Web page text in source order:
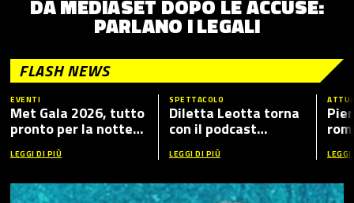
DA MEDIASET DOPO LE ACCUSE:
PARLANO I LEGALI
FLASH NEWS
EVENTI
Met Gala 2026, tutto
pronto per la notte
più fashion dell’anno:
tema, ospiti e dove
LEGGI DI PIÙ
SPETTACOLO
Diletta Leotta torna
con il podcast
“Mamma Dilettante
5”, ecco i nuovi ospiti
LEGGI DI PIÙ